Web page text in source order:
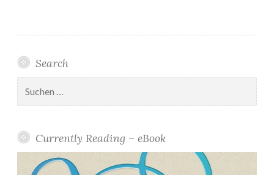
Search
nach:
Currently Reading – eBook